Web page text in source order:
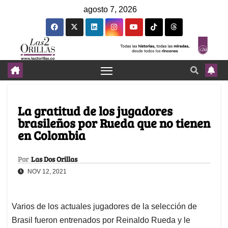
agosto 7, 2026
La gratitud de los jugadores
brasileños por Rueda que no tienen
en Colombia
Por Las Dos Orillas
NOV 12, 2021
Varios de los actuales jugadores de la selección de
Brasil fueron entrenados por Reinaldo Rueda y le